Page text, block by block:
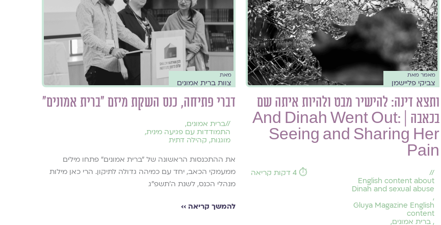
מאמר מאת
צביקי פליישמן
ותצא דינה: להישיר מבט ולהיות איתה שם
בכאבה | And Dinah Went Out:
Seeing and Sharing Her
Pain
//
English content about
Dinah and sexual abuse
,
Gluya Magazine English
content
, ברית אמונים,
⏱️ 4 דקות קריאה
מאת
צוות ברית אמונים
דברי פתיחה, כנס השקת מיזם "ברית אמונים"
//ברית אמונים,
התמודדות עם פגיעה מינית,
מוגנות, קהילה דתית
את ההתכנסות הראשונה של ״ברית אמונים״ פתחו מילים
ממעמקי הכאב, יחד עם כמיהה גדולה לתיקון. הרי כאן מילות
מנהלי הכנס, לשנת ה׳תשפ״ג
להמשך קריאה ››